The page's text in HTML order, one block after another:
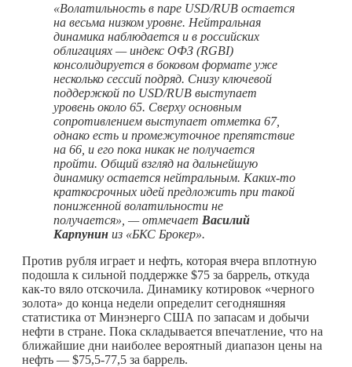
«Волатильность в паре USD/RUB остается
на весьма низком уровне. Нейтральная
динамика наблюдается и в российских
облигациях — индекс ОФЗ (RGBI)
консолидируется в боковом формате уже
несколько сессий подряд. Снизу ключевой
поддержкой по USD/RUB выступает
уровень около 65. Сверху основным
сопротивлением выступает отметка 67,
однако есть и промежуточное препятствие
на 66, и его пока никак не получается
пройти. Общий взгляд на дальнейшую
динамику остается нейтральным. Каких-то
краткосрочных идей предложить при такой
пониженной волатильности не
получается», — отмечает Василий
Карпунин из «БКС Брокер».
Против рубля играет и нефть, которая вчера вплотную
подошла к сильной поддержке $75 за баррель, откуда
как-то вяло отскочила. Динамику котировок «черного
золота» до конца недели определит сегодняшняя
статистика от Минэнерго США по запасам и добычи
нефти в стране. Пока складывается впечатление, что на
ближайшие дни наиболее вероятный диапазон цены на
нефть — $75,5-77,5 за баррель.